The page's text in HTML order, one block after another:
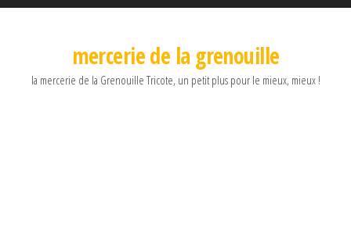
mercerie de la grenouille
la mercerie de la Grenouille Tricote, un petit plus pour le mieux, mieux !